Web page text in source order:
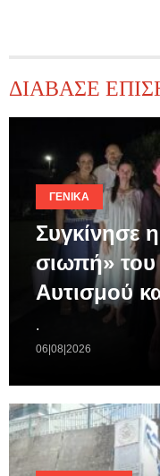
ΔΙΑΒΑΣΕ
ΓΕΝΙΚΆ
Συγκίνησε
σιωπή»
Αυτισμού
.
06|08|2026